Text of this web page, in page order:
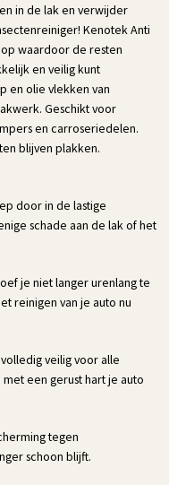
in de lak en verwijder
Kenotek Anti
waardoor de resten
en veilig kunt
en olie vlekken van
Geschikt voor
en carroseriedelen.
blijven plakken.
door in de lastige
schade aan de lak of het
je niet langer urenlang te
reinigen van je auto nu
veilig voor alle
een gerust hart je auto
tegen
schoon blijft.